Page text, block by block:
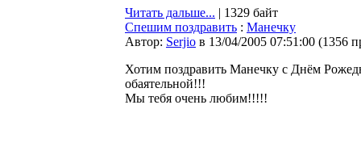
Читать дальше... | 1329 байт
Спешим поздравить : Манечку
Автор: Serjio в 13/04/2005 07:51:00 (1356
Хотим поздравить Манечку с Днём
обаятельной!!!
Мы тебя очень любим!!!!!